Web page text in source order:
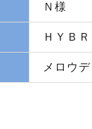
Ｎ様
ＨＹＢ
メロウ